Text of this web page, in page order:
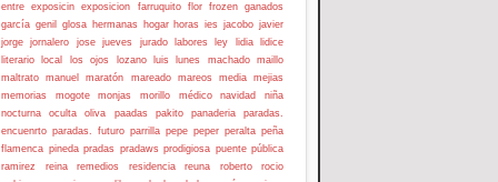
entre
exposicin exposicion farruquito flor frozen
ganados
garcía genil glosa hermanas hogar horas ies jacobo javier
jorge
jornalero jose jueves jurado labores ley lidia
lidice
literario
local los ojos lozano luis lunes machado
maillo
maltrato
manuel maratón mareado mareos media
mejias
memorias
mogote monjas morillo médico navidad
niña
nocturna
oculta oliva paadas pakito panaderia
paradas.
encuenrto paradas. futuro parrilla pepe peper peralta peña
flamenca pineda pradas pradaws prodigiosa puente pública
ramirez
reina remedios residencia reuna roberto
rocio